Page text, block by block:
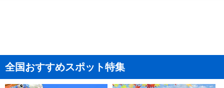
全国おすすめスポット特集